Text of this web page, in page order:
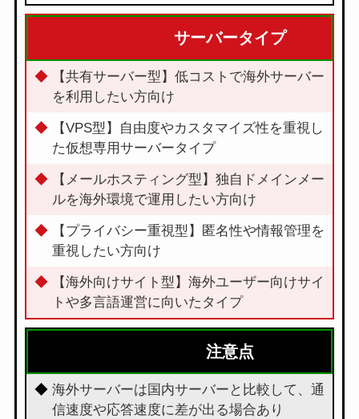
サーバータイプ
【共有サーバー型】低コストで海外サーバー
を利用したい方向け
【VPS型】自由度やカスタマイズ性を重視し
た仮想専用サーバータイプ
【メールホスティング型】独自ドメインメー
ルを海外環境で運用したい方向け
【プライバシー重視型】匿名性や情報管理を
重視したい方向け
【海外向けサイト型】海外ユーザー向けサイ
トや多言語運営に向いたタイプ
注意点
海外サーバーは国内サーバーと比較して、通
信速度や応答速度に差が出る場合あり